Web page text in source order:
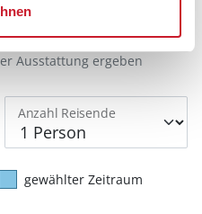
Anzahl Reisende
bei der
Ausstattung ergeben
gewählter Zeitraum